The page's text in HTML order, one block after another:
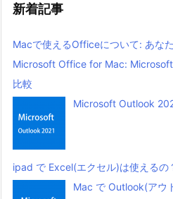
新着記事
Macで使えるOfficeについて: あな
Microsoft Office for Mac:
比較
Microsoft Outlook
ipad で Excel(エクセル)は使えるの
Mac で Outlook(アウ